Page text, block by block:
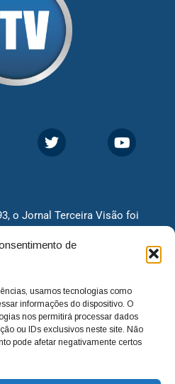
de
usamos tecnologias como
informações do dispositivo. O
nos permitirá processar dados
ou IDs exclusivos neste site. Não
pode afetar negativamente certos
o Jornal Terceira Visão foi
naquela época só existiam
anos, o jornal continua
notícias. Nunca
do cidadão, sempre
em busca de melhorias
resoluções para casos